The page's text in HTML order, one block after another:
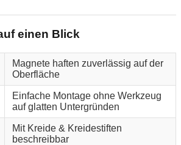
einen Blick
Magnete haften zuverlässig auf der
Oberfläche
Einfache Montage ohne Werkzeug
auf glatten Untergründen
Mit Kreide & Kreidestiften
beschreibbar